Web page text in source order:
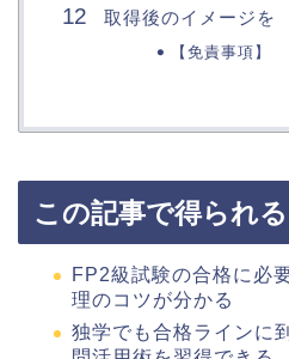
取得後のイメージを
【免責事項】
この記事で得られ
FP2級試験の合格に必
理のコツが分かる
独学でも合格ラインに